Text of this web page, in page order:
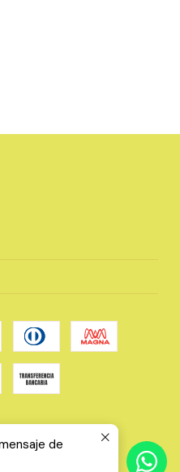
Desarrollado por
de